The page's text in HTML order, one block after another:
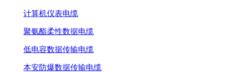
计算机仪表电缆
聚氨酯柔性数据电缆
低电容数据传输电缆
本安防爆数据传输电缆